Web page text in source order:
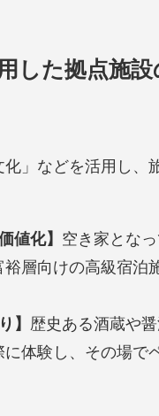
した拠点施
」などを活用し、
値化】 空き家とな
層向けの高級宿
】 歴史ある酒蔵や
体験し、その場で